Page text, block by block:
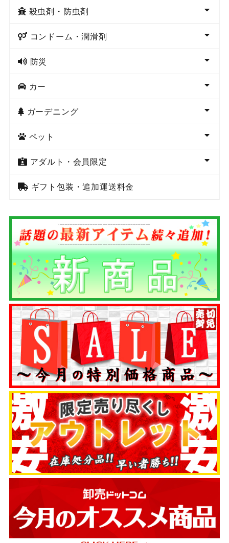
殺虫剤・防虫剤
コンドーム・潤滑剤
防災
カー
ガーデニング
ペット
アダルト・会員限定
ギフト包装・追加運送料金